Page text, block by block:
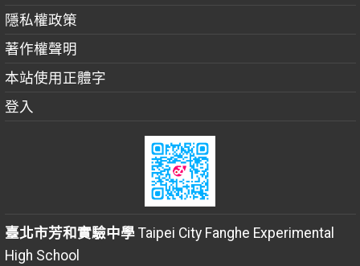
隱私權政策
著作權聲明
本站使用正體字
登入
臺北市芳和實驗中學Taipei City Fanghe Experimental
High School